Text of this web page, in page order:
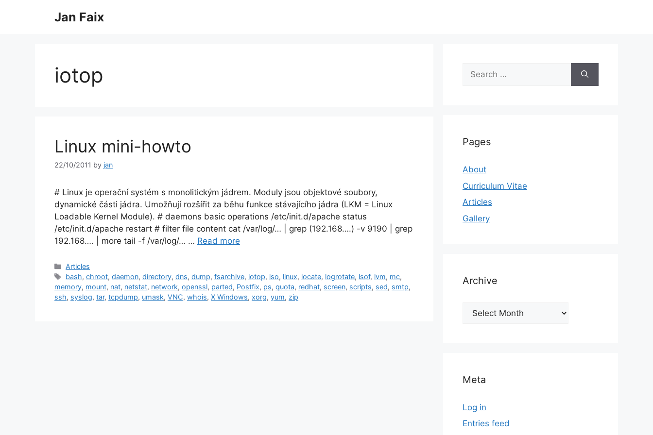
Jan Faix
iotop
Linux mini-howto
22/10/2011 by jan
# Linux je operační systém s monolitickým jádrem. Moduly jsou objektové soubory,
dynamické části jádra. Umožňují rozšířit za běhu funkce stávajícího jádra (LKM = Linux
Loadable Kernel Module). # daemons basic operations /etc/init.d/apache status
/etc/init.d/apache restart # filter file content cat /var/log/… | grep (192.168….) -v 9190 | grep
192.168…. | more tail -f /var/log/… … Read more
Categories
Articles
Tags
bash,chroot,daemon,directory,dns,dump,fsarchive, iotop, iso, linux, locate, logrotate, lsof, lvm, mc,
memory, mount, nat, netstat, network, openssl, parted, Postfix, ps, quota, redhat, screen, scripts, sed, smtp,
ssh, syslog, tar, tcpdump, umask, VNC, whois, X Windows, xorg, yum, zip
Search
for:
Pages
About
Curriculum Vitae
Articles
Gallery
Archive
Archive
Meta
Log in
Entries feed